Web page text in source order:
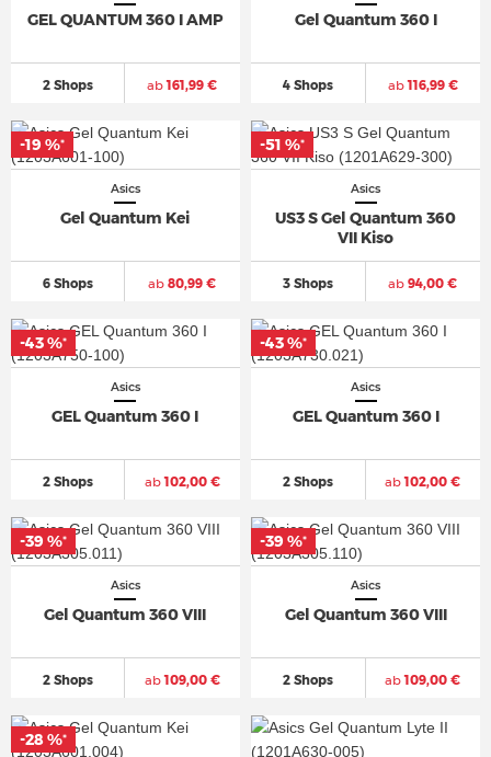
GEL QUANTUM 360 I AMP
2 Shops ab161,99 €
Gel Quantum 360 I
4 Shops ab116,99 €
Asics
Gel Quantum Kei
6 Shops ab 80,99 €
-19 %*
Asics
US3 S Gel Quantum 360
VII Kiso
3 Shops ab 94,00 €
-51 %*
Asics
GEL Quantum 360 I
2 Shops ab102,00 €
-43 %*
Asics
GEL Quantum 360 I
2 Shops ab102,00 €
-43 %*
Asics
Gel Quantum 360 VIII
2 Shops ab109,00 €
-39 %*
Asics
Gel Quantum 360 VIII
2 Shops ab109,00 €
-39 %*
-28 %*